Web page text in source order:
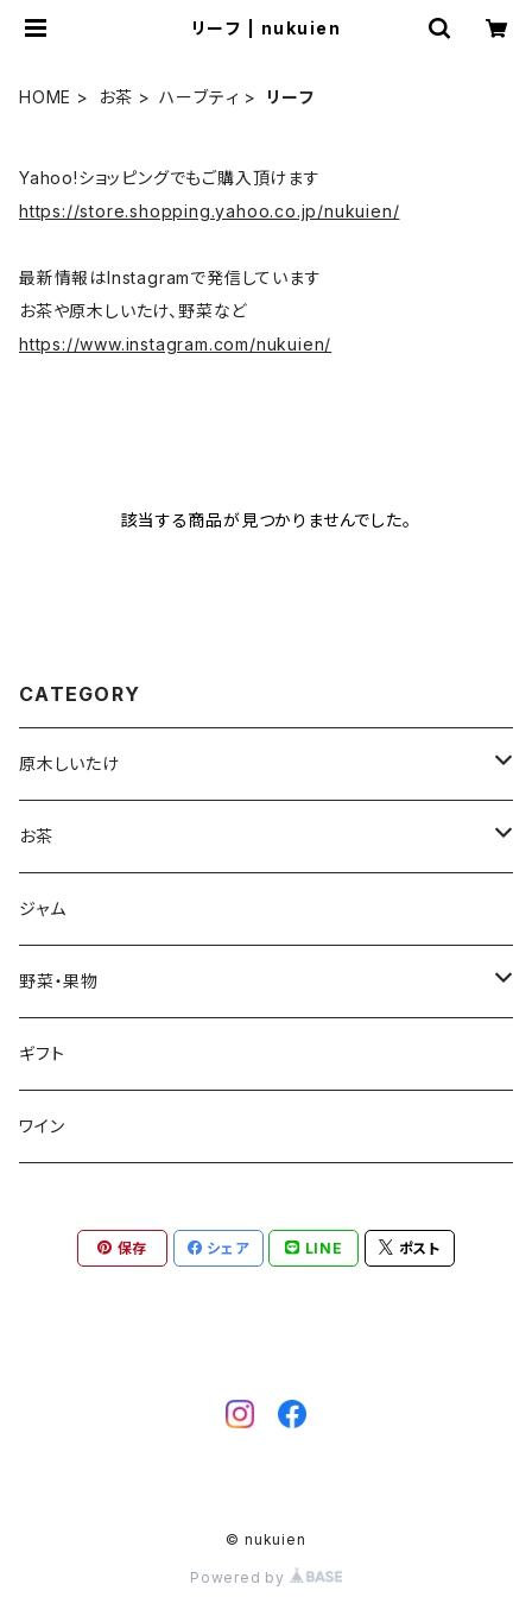
リーフ | nukuien
HOME お茶 ハーブティ リーフ
Yahoo!ショッピングでもご購入頂けます
https://store.shopping.yahoo.co.jp/nukuien/
最新情報はInstagramで発信しています
お茶や原木しいたけ、野菜など
https://www.instagram.com/nukuien/
該当する商品が見つかりませんでした。
CATEGORY
原木しいたけ
生しいたけ
干し椎茸
加工品
お茶
深蒸し茶
リーフ
ハーブティ
ティーバッグ
リーフ
加工品
くき茶
ティーバッグ
ジャム
野菜・果物
野菜
芋類
果物
ギフト
ワイン
保存 シェア LINE ポスト
© nukuien
Powered by